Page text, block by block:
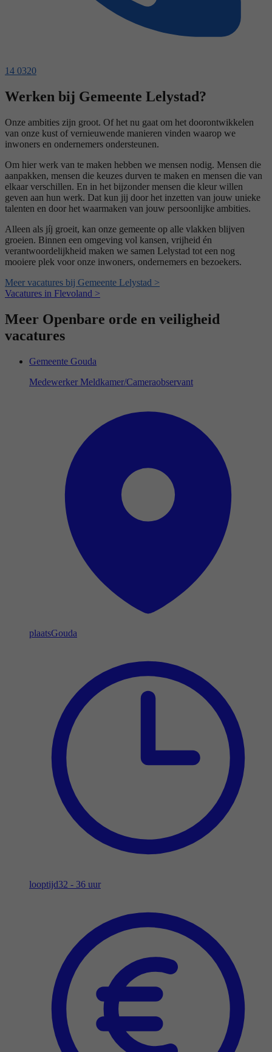
14 0320
Werken bij Gemeente Lelystad?
Onze ambities zijn groot. Of het nu gaat om het doorontwikkelen
van onze kust of vernieuwende manieren vinden waarop we
inwoners en ondernemers ondersteunen.
Om hier werk van te maken hebben we mensen nodig. Mensen die
aanpakken, mensen die keuzes durven te maken en mensen die van
elkaar verschillen. En in het bijzonder mensen die kleur willen
geven aan hun werk. Dat kun jij door het inzetten van jouw unieke
talenten en door het waarmaken van jouw persoonlijke ambities.
Alleen als jíj groeit, kan onze gemeente op alle vlakken blijven
groeien. Binnen een omgeving vol kansen, vrijheid én
verantwoordelijkheid maken we samen Lelystad tot een nog
mooiere plek voor onze inwoners, ondernemers en bezoekers.
Meer vacatures bij Gemeente Lelystad >
Vacatures in Flevoland >
Meer Openbare orde en veiligheid
vacatures
Gemeente Gouda
Medewerker Meldkamer/Cameraobservant
plaatsGouda
looptijd32 - 36 uur